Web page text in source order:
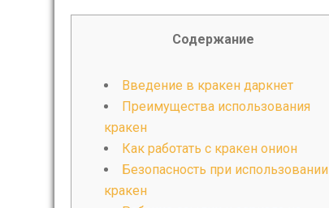
Содержание
Введение в кракен даркнет
Преимущества использования
кракен
Как работать с кракен онион
Безопасность при использовании
кракен